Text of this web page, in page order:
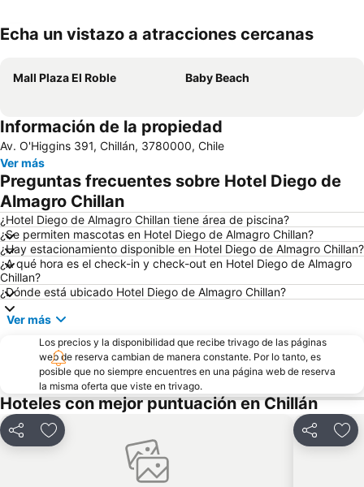
Echa un vistazo a atracciones cercanas
Mall Plaza El Roble Baby Beach
Información de la propiedad
Av. O'Higgins 391, Chillán, 3780000, Chile
Ver más
Preguntas frecuentes sobre Hotel Diego de
Almagro Chillan
¿Hotel Diego de Almagro Chillan tiene área de piscina?
¿Se permiten mascotas en Hotel Diego de Almagro Chillan?
¿Hay estacionamiento disponible en Hotel Diego de Almagro Chillan?
¿A qué hora es el check-in y check-out en Hotel Diego de Almagro
Chillan?
¿Dónde está ubicado Hotel Diego de Almagro Chillan?
Ver más
Los precios y la disponibilidad que recibe trivago de las páginas
web de reserva cambian de manera constante. Por lo tanto, es
posible que no siempre encuentres en una página web de reserva
la misma oferta que viste en trivago.
Hoteles con mejor puntuación en Chillán
CompartirAgregar a favoritos Compartir